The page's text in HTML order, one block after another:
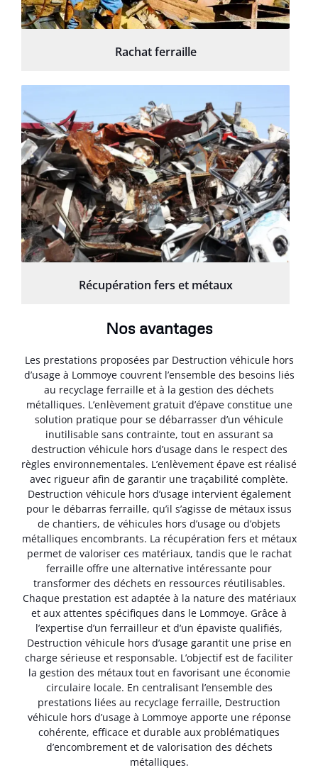
Rachat ferraille
Récupération fers et métaux
Nos avantages
Les prestations proposées par Destruction véhicule hors
d’usage à Lommoye couvrent l’ensemble des besoins liés
au recyclage ferraille et à la gestion des déchets
métalliques. L’enlèvement gratuit d’épave constitue une
solution pratique pour se débarrasser d’un véhicule
inutilisable sans contrainte, tout en assurant sa
destruction véhicule hors d’usage dans le respect des
règles environnementales. L’enlèvement épave est réalisé
avec rigueur afin de garantir une traçabilité complète.
Destruction véhicule hors d’usage intervient également
pour le débarras ferraille, qu’il s’agisse de métaux issus
de chantiers, de véhicules hors d’usage ou d’objets
métalliques encombrants. La récupération fers et métaux
permet de valoriser ces matériaux, tandis que le rachat
ferraille offre une alternative intéressante pour
transformer des déchets en ressources réutilisables.
Chaque prestation est adaptée à la nature des matériaux
et aux attentes spécifiques dans le Lommoye. Grâce à
l’expertise d’un ferrailleur et d’un épaviste qualifiés,
Destruction véhicule hors d’usage garantit une prise en
charge sérieuse et responsable. L’objectif est de faciliter
la gestion des métaux tout en favorisant une économie
circulaire locale. En centralisant l’ensemble des
prestations liées au recyclage ferraille, Destruction
véhicule hors d’usage à Lommoye apporte une réponse
cohérente, efficace et durable aux problématiques
d’encombrement et de valorisation des déchets
métalliques.